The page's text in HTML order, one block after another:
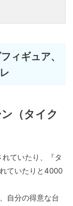
ィギュア、
（タイク
れていたり、『タ
ていたりと4000
自分の得意な台